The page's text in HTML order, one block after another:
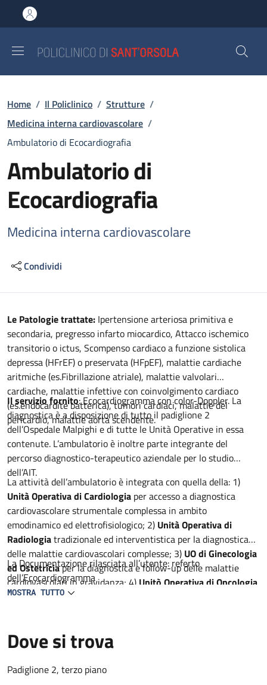
al contenuto principale
to footer content
Briciole di pane
Home / Il Policlinico / Strutture /
Medicina interna cardiovascolare /
Ambulatorio di Ecocardiografia
Ambulatorio di
Ecocardiografia
Medicina interna cardiovascolare
Condividi
Descrizione
Le Patologie trattate: Ipertensione arteriosa primitiva e
secondaria, pregresso infarto miocardico, Attacco ischemico
transitorio o ictus, Scompenso cardiaco a funzione sistolica
depressa (HFrEF) o preservata (HFpEF), malattie cardiache
aritmiche (es.Fibrillazione atriale), malattie valvolari
cardiache, malattie infettive con coinvolgimento cardiaco
(es.endocardite batterica), tumori cardiaci, malattie del
pericardio, malattie aorta scendente.
Il servizio fornito: Ecocardiogramma con color-Doppler. La
diagnostica è a disposizione di tutto il padiglione 2
dell’Ospedale Malpighi e di tutte le Unità Operative in essa
contenute. L’ambulatorio è inoltre parte integrante del
percorso diagnostico-terapeutico aziendale per lo studio
dell’AIT.
La attività dell’ambulatorio è integrata con quella della: 1)
Unità Operativa di Cardiologia per accesso a diagnostica
cardiovascolare strumentale complessa in ambito
emodinamico ed elettrofisiologico; 2) Unità Operativa di
Radiologiatradizionale ed interventistica per la diagnostica
delle malattie cardiovascolari complesse; 3) UO di Ginecologia
ed Ostetriciaper la diagnostica e follow-up delle malattie
cardiovascolari in gravidanza; 4) Unitò Operativa di Oncologia
per la diagnostica precoce delle complicanze cardiache dei
Unità semplice dipartimentale di Reumatologia e
cardiovascolari in corso di malattie infiammatorie croniche
La Documentazione rilasciata all’utente: referto
dell’Ecocardiogramma
MOSTRA TUTTO
Dove si trova
Padiglione 2, terzo piano